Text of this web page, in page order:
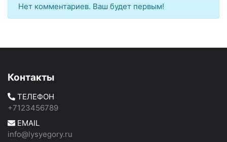
Нет комментариев. Ваш будет первым!
Контакты
ТЕЛЕФОН
+7123456789
EMAIL
info@lysyegory.ru